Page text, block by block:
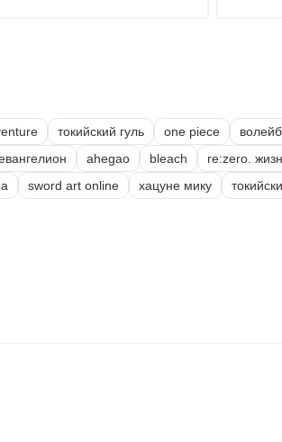
токийский гуль one piece
ahegao bleach re:zero.
sword art online хацуне мику